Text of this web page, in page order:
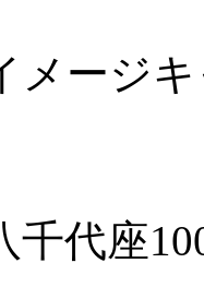
ジキャ
座100